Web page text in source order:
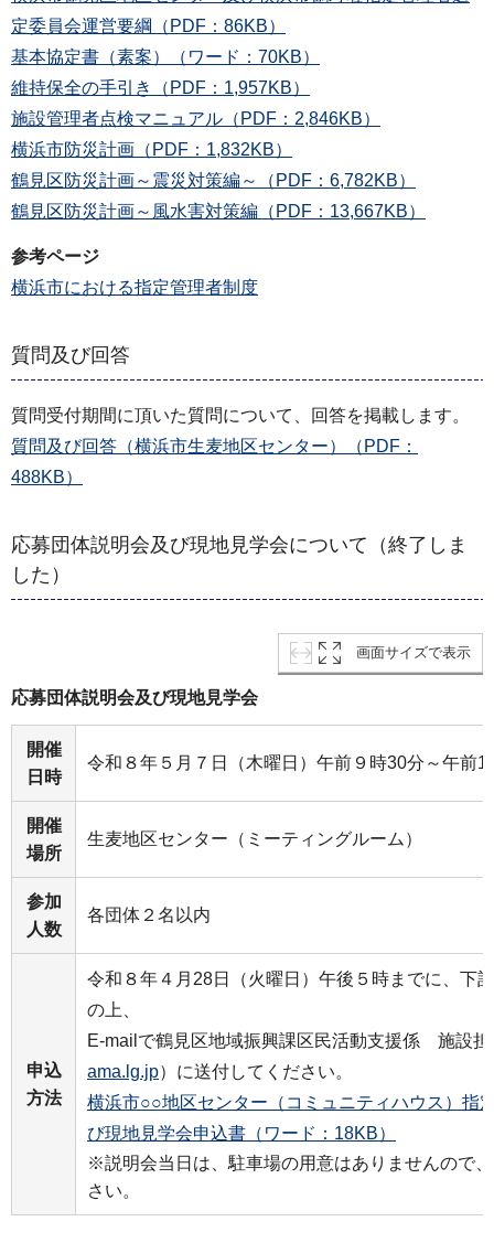
定委員会運営要綱（PDF：86KB）
基本協定書（素案）（ワード：70KB）
維持保全の手引き（PDF：1,957KB）
施設管理者点検マニュアル（PDF：2,846KB）
横浜市防災計画（PDF：1,832KB）
鶴見区防災計画～震災対策編～（PDF：6,782KB）
鶴見区防災計画～風水害対策編（PDF：13,667KB）
参考ページ
横浜市における指定管理者制度
質問及び回答
質問受付期間に頂いた質問について、回答を掲載します。
質問及び回答（横浜市生麦地区センター）（PDF：
488KB）
応募団体説明会及び現地見学会について（終了しま
した）
画面サイズで表示
応募団体説明会及び現地見学会
開催
日時
令和８年５月７日（木曜日）午前９時30分～午前
開催
場所
生麦地区センター（ミーティングルーム）
参加
人数
各団体２名以内
申込
方法
令和８年４月28日（火曜日）午後５時までに、下
の上、
E-mailで鶴見区地域振興課区民活動支援係 施設担
ama.lg.jp）に送付してください。
横浜市○○地区センター（コミュニティハウス）指
び現地見学会申込書（ワード：18KB）
※説明会当日は、駐車場の用意はありませんので
さい。